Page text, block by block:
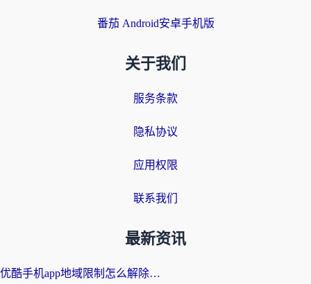
番茄 Android安卓手机版
关于我们
服务条款
隐私协议
应用权限
联系我们
最新资讯
优酷手机app地域限制怎么解除？海外党亲测有效的追剧方案